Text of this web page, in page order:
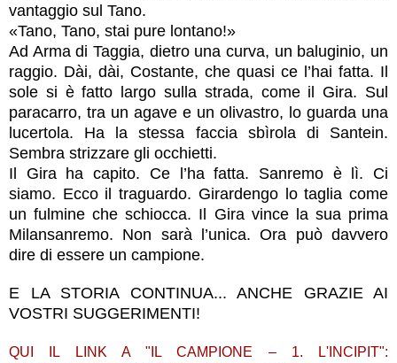
vantaggio sul Tano.
«Tano, Tano, stai pure lontano!»
Ad Arma di Taggia, dietro una curva, un baluginio, un
raggio. Dài, dài, Costante, che quasi ce l’hai fatta. Il
sole si è fatto largo sulla strada, come il Gira. Sul
paracarro, tra un agave e un olivastro, lo guarda una
lucertola. Ha la stessa faccia sbìrola di Santein.
Sembra strizzare gli occhietti.
Il Gira ha capito. Ce l’ha fatta. Sanremo è lì. Ci
siamo. Ecco il traguardo. Girardengo lo taglia come
un fulmine che schiocca. Il Gira vince la sua prima
Milansanremo. Non sarà l’unica. Ora può davvero
dire di essere un campione.
E LA STORIA CONTINUA... ANCHE GRAZIE AI
VOSTRI SUGGERIMENTI!
QUI IL LINK A "IL CAMPIONE – 1. L'INCIPIT":